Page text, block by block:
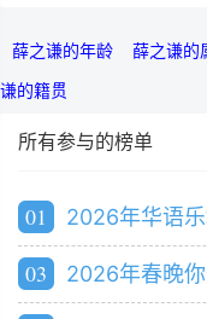
薛之谦的年龄 薛之谦的
谦的籍贯
所有参与的榜单
01 2026年华语乐坛男歌手人气
03 2026年春晚你最期待的明星艺人